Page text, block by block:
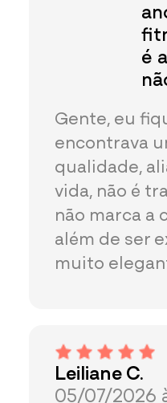
é
Gente, eu
encontrava
qualidade,
vida, não é
não marca a
além de ser
muito
Leiliane C.
05/07/2026